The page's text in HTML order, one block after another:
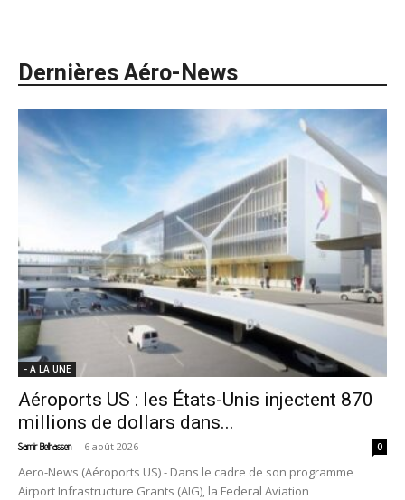
Dernières Aéro-News
- A LA UNE
Aéroports US : les États-Unis injectent 870
millions de dollars dans...
Samir Belhassen - 6 août 2026 0
Aero-News (Aéroports US) - Dans le cadre de son programme
Airport Infrastructure Grants (AIG), la Federal Aviation